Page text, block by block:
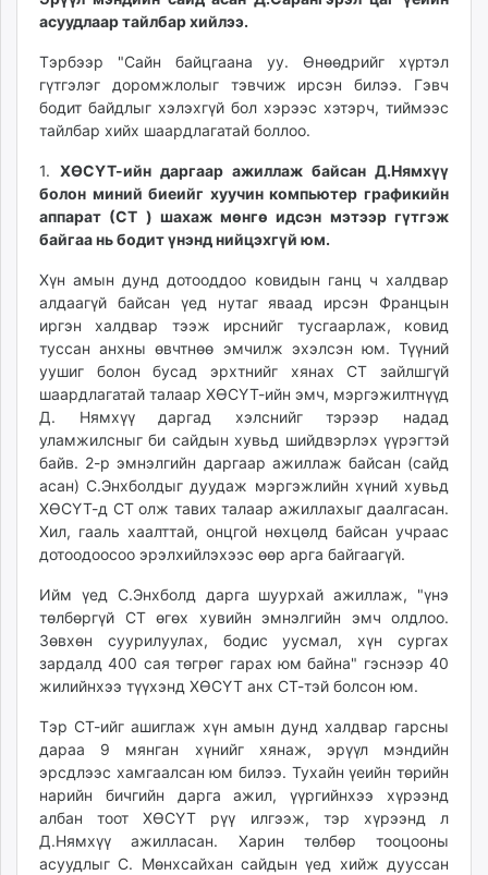
unuudur.mn
mglradio.com
fact.mn
itoim.mn
shuum.mn
times.mn
tvmongolia.mn
unegui.mn
assa.mn
toim.mn
tac.mn
paparazzi.mn
unread.today
асуудлаар тайлбар хийлээ.
Тэрбээр "Сайн байцгаана уу. Өнөөдрийг хүртэл
гүтгэлэг доромжлолыг тэвчиж ирсэн билээ. Гэвч
бодит байдлыг хэлэхгүй бол хэрээс хэтэрч, тиймээс
тайлбар хийх шаардлагатай боллоо.
1. ХӨСҮТ-ийн даргаар ажиллаж байсан Д.Нямхүү
болон миний биеийг хуучин компьютер графикийн
аппарат (СТ ) шахаж мөнгө идсэн мэтээр гүтгэж
байгаа нь бодит үнэнд нийцэхгүй юм.
Хүн амын дунд дотооддоо ковидын ганц ч халдвар
алдаагүй байсан үед нутаг яваад ирсэн Францын
иргэн халдвар тээж ирснийг тусгаарлаж, ковид
туссан анхны өвчтнөө эмчилж эхэлсэн юм. Түүний
уушиг болон бусад эрхтнийг хянах СТ зайлшгүй
шаардлагатай талаар ХӨСҮТ-ийн эмч, мэргэжилтнүүд
Д. Нямхүү даргад хэлснийг тэрээр надад
уламжилсныг би сайдын хувьд шийдвэрлэх үүрэгтэй
байв. 2-р эмнэлгийн даргаар ажиллаж байсан (сайд
асан) С.Энхболдыг дуудаж мэргэжлийн хүний хувьд
ХӨСҮТ-д СТ олж тавих талаар ажиллахыг даалгасан.
Хил, гааль хаалттай, онцгой нөхцөлд байсан учраас
дотоодоосоо эрэлхийлэхээс өөр арга байгаагүй.
Ийм үед С.Энхболд дарга шуурхай ажиллаж, "үнэ
төлбөргүй СТ өгөх хувийн эмнэлгийн эмч олдлоо.
Зөвхөн суурилуулах, бодис уусмал, хүн сургах
зардалд 400 сая төгрөг гарах юм байна" гэснээр 40
жилийнхээ түүхэнд ХӨСҮТ анх СТ-тэй болсон юм.
Тэр СТ-ийг ашиглаж хүн амын дунд халдвар гарсны
дараа 9 мянган хүнийг хянаж, эрүүл мэндийн
эрсдлээс хамгаалсан юм билээ. Тухайн үеийн төрийн
нарийн бичгийн дарга ажил, үүргийнхээ хүрээнд
албан тоот ХӨСҮТ рүү илгээж, тэр хүрээнд л
Д.Нямхүү ажилласан. Харин төлбөр тооцооны
асуудлыг С. Мөнхсайхан сайдын үед хийж дууссан